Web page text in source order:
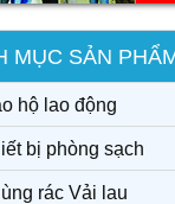
MỤC SẢN
hộ lao động
bị phòng sạch
rác Vải lau